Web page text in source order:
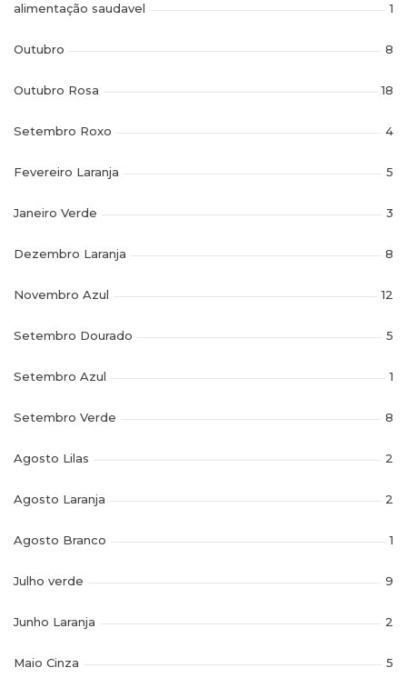
alimentação saudavel 1
Outubro 8
Outubro Rosa 18
Setembro Roxo 4
Fevereiro Laranja 5
Janeiro Verde 3
Dezembro Laranja 8
Novembro Azul 12
Setembro Dourado 5
Setembro Azul 1
Setembro Verde 8
Agosto Lilas 2
Agosto Laranja 2
Agosto Branco 1
Julho verde 9
Junho Laranja 2
Maio Cinza 5